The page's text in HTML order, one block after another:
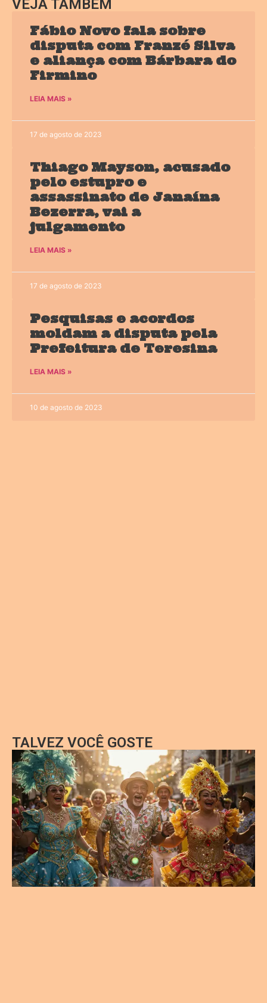
VEJA TAMBÉM
Fábio Novo fala sobre
disputa com Franzé Silva
e aliança com Bárbara do
Firmino
LEIA MAIS »
17 de agosto de 2023
Thiago Mayson, acusado
pelo estupro e
assassinato de Janaína
Bezerra, vai a
julgamento
LEIA MAIS »
17 de agosto de 2023
Pesquisas e acordos
moldam a disputa pela
Prefeitura de Teresina
LEIA MAIS »
10 de agosto de 2023
TALVEZ VOCÊ GOSTE